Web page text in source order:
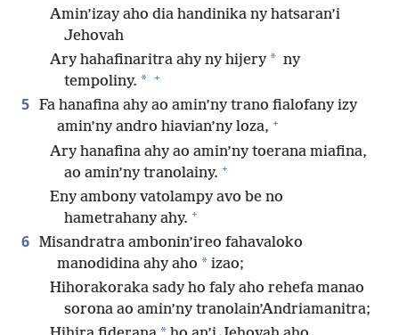
Amin’izay aho dia handinika ny hatsaran’i
Jehovah
Ary hahafinaritra ahy ny hijery * ny
tempoliny. * +
5 Fa hanafina ahy ao amin’ny trano fialofany izy
amin’ny andro hiavian’ny loza, +
Ary hanafina ahy ao amin’ny toerana miafina,
ao amin’ny tranolainy. +
Eny ambony vatolampy avo be no
hametrahany ahy. +
6 Misandratra ambonin’ireo fahavaloko
manodidina ahy aho * izao;
Hihorakoraka sady ho faly aho rehefa manao
sorona ao amin’ny tranolain’Andriamanitra;